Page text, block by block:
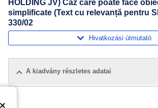
HOLDING JV) Caz care poate face
simplificate (Text cu relevanță pentru
330/02
Hivatkozási útmutató
A kiadvány részletes adatai